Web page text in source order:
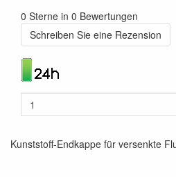
0 Sterne in 0 Bewertungen
Schreiben Sie eine Rezension
Kunststoff-Endkappe für versenkte